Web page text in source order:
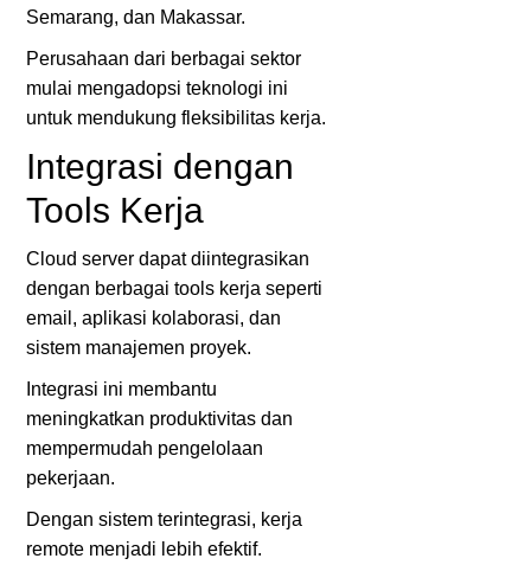
Semarang, dan Makassar.
Perusahaan dari berbagai sektor
mulai mengadopsi teknologi ini
untuk mendukung fleksibilitas kerja.
Integrasi dengan
Tools Kerja
Cloud server dapat diintegrasikan
dengan berbagai tools kerja seperti
email, aplikasi kolaborasi, dan
sistem manajemen proyek.
Integrasi ini membantu
meningkatkan produktivitas dan
mempermudah pengelolaan
pekerjaan.
Dengan sistem terintegrasi, kerja
remote menjadi lebih efektif.